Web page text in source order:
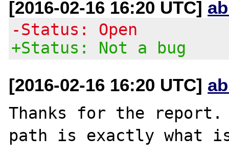
[2016-02-16 16:20 UTC]
-Status: Open
+Status: Not a bug
[2016-02-16 16:20 UTC]
Thanks for the report.
path is exactly what